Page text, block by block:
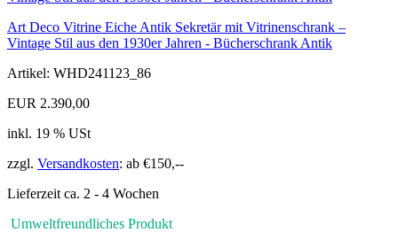
Art Deco Vitrine Eiche Antik Sekretär mit Vitrinenschrank –
Vintage Stil aus den 1930er Jahren - Bücherschrank Antik
Artikel: WHD241123_86
EUR 2.390,00
inkl. 19 % USt
zzgl. Versandkosten: ab €150,--
Lieferzeit ca. 2 - 4 Wochen
Umweltfreundliches Produkt